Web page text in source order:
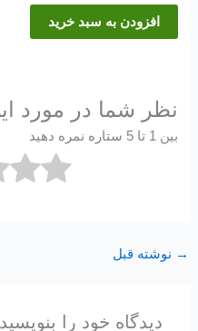
افزودن به سبد خرید
نظر شما در مورد
بین 1 تا 5 ستاره نمره دهید
→ نوشته قبل
دیدگاه‌ خود را بنویسید